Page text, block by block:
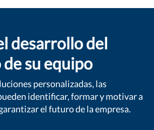
desarrollo del
su equipo
personalizadas, las
identificar, formar y motivar a
el futuro de la empresa.